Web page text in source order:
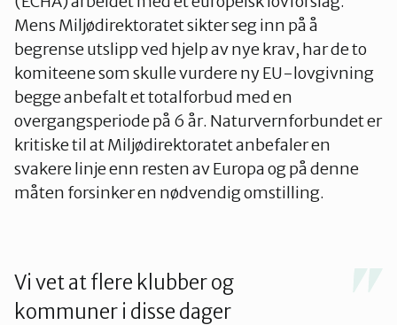
Mens Miljødirektoratet sikter seg inn på å
begrense utslipp ved hjelp av nye krav, har de to
komiteene som skulle vurdere ny EU-lovgivning
begge anbefalt et totalforbud med en
overgangsperiode på 6 år. Naturvernforbundet er
kritiske til at Miljødirektoratet anbefaler en
svakere linje enn resten av Europa og på denne
måten forsinker en nødvendig omstilling.
Vi vet at flere klubber og
kommuner i disse dager